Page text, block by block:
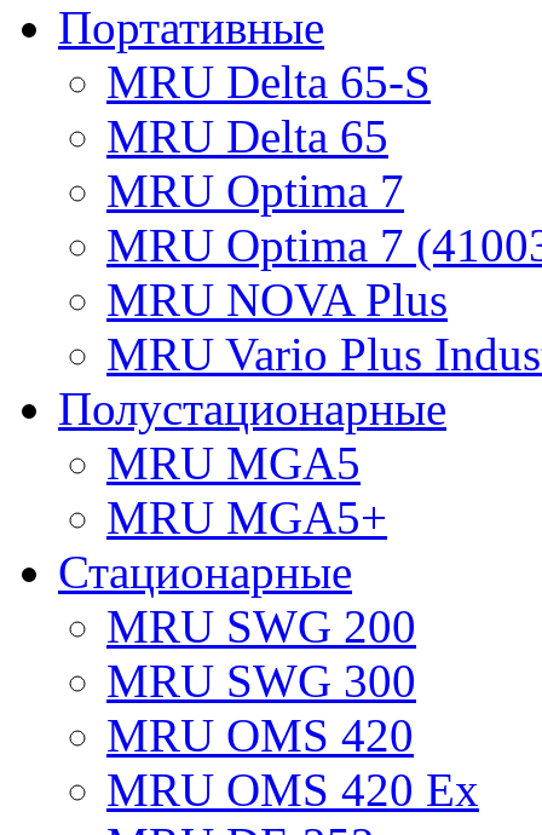
Портативные
MRU Delta 65-S
MRU Delta 65
MRU Optima 7
MRU Optima 7
MRU NOVA Plus
MRU Vario Plus
Полустационарные
MRU MGA5
MRU MGA5+
Стационарные
MRU SWG 200
MRU SWG 300
MRU OMS 420
MRU OMS 420 Ex